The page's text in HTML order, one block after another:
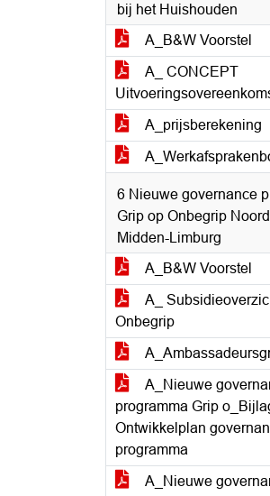
bij het Huishouden
A_B&W Voorstel
A_ CONCEPT
A_prijsberekening
6 Nieuwe governance
Grip op Onbegrip
Midden-Limburg
A_B&W Voorstel
A_
Onbegrip
A_Nieuwe
programma Grip
Ontwikkelplan
programma
A_Nieuwe